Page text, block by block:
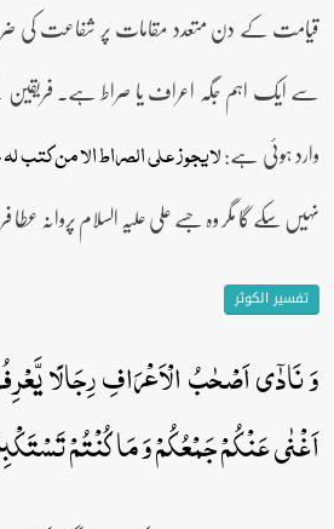
قیامت کے دن متعدد مقامات پر شفاعت
سے ایک اہم جگہ اعراف یا صراط ہے۔
وارد ہوئی ہے:لایجوز علی الصراط الا من کتب
نہیں سکے گا مگر وہ جسے علی علیہ السلام پروانہ عطا
تفسیر الکوثر
وَ نَادٰۤی اَصۡحٰبُ الۡاَعۡرَافِ رِجَالًا
اَغۡنٰی عَنۡکُمۡ جَمۡعُکُمۡ وَ مَا کُنۡتُمۡ